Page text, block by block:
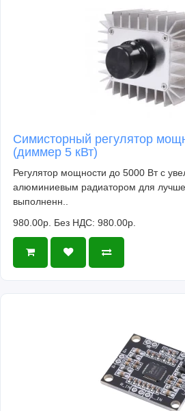
Симисторный регулятор
(диммер 5 кВт)
Регулятор мощности до 5000 Вт с
алюминиевым радиатором для
выполненн..
980.00р. Без НДС: 980.00р.